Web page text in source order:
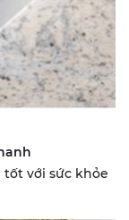
với sức khỏe